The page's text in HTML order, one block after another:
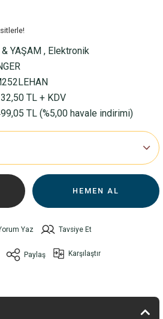
& YAŞAM , Elektronik
TL + KDV
TL (%5,00 havale indirimi)
HEMEN AL
Yaz Tavsiye Et
Paylaş Karşılaştır